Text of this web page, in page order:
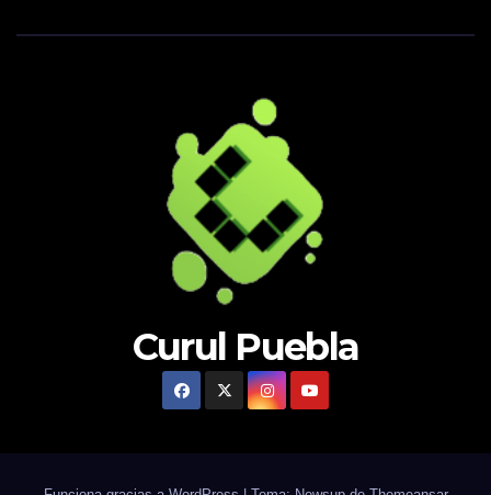
Curul Puebla